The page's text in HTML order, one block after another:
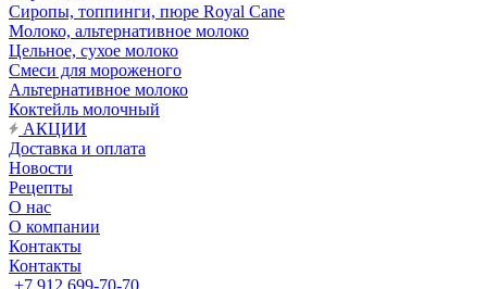
Сиропы, топпинги, пюре Royal Cane
Молоко, альтернативное молоко
Цельное, сухое молоко
Смеси для мороженого
Альтернативное молоко
Коктейль молочный
АКЦИИ
Доставка и оплата
Новости
Рецепты
О нас
О компании
Контакты
Контакты
+7 912 699-70-70